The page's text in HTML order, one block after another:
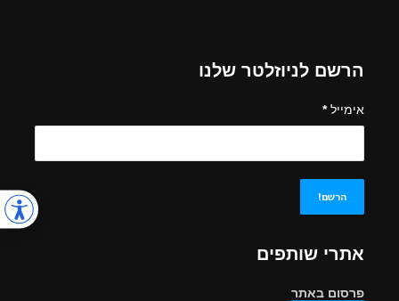
הרשם לניוזלטר שלנו
אימייל*
אתרי שותפים
פרסום באתר